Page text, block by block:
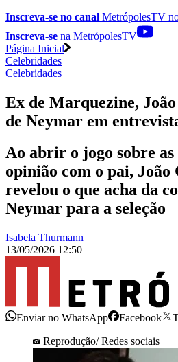
Inscreva-se no canal MetrópolesTV
Inscreva-se na MetrópolesTV
Página Inicial
Celebridades
Celebridades
Ex de Marquezine,
de Neymar em
Ao abrir o jogo sobre as
opinião com o pai,
revelou o que acha da
Neymar para a seleção
Isabela Thurmann
13/05/2026 12:50
Enviar no WhatsApp Facebook
Reprodução/ Redes sociais